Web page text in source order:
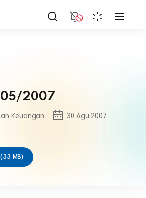
2007
Keuangan
30 Agu 2007
(33 MB)